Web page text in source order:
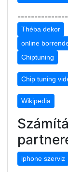
Théba dekor
online
Chiptuning
Chip tuning
Wikipedia
iphone szerviz